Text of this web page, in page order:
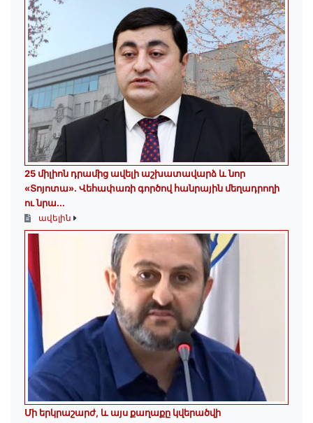
25 միլիոն դրամից ավելի աշխատավարձ և նոր
«Տոյոտա»․ Վեհափառի գործով հանրային մեղադրողի
ու նրա...
ավելին
Մի երկրաշարժ, և այս քաղաքը կվերածվի